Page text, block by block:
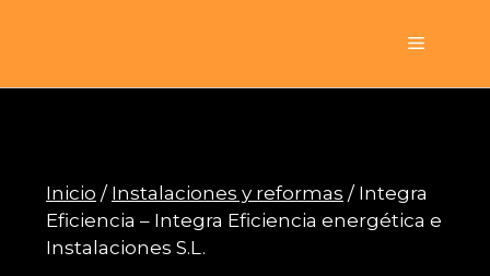
Menú
Inicio / Instalaciones y reformas / Integra
Eficiencia – Integra Eficiencia energética e
Instalaciones S.L.